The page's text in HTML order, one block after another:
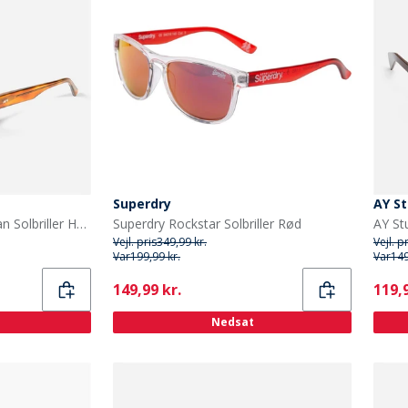
MessyWeekend Nye Dylan Solbriller Havana
Superdry
Superdry Rockstar Solbriller Rød
Vejl. pris349,99 kr.
Var199,99 kr.
Current
149,99 kr.
Nedsat
AY
Vejl.
Var